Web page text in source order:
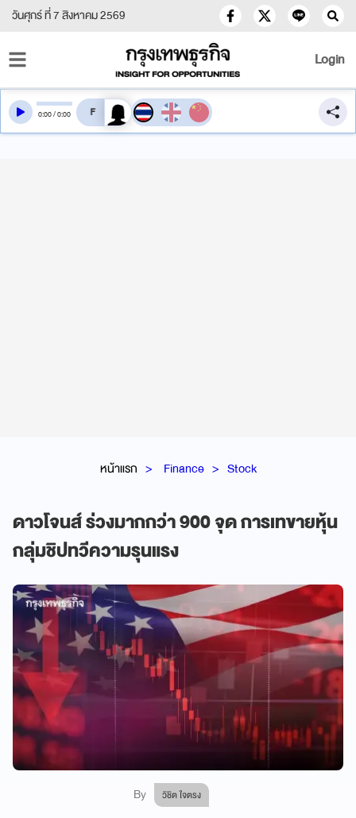
วันศุกร์ ที่ 7 สิงหาคม 2569
Login
หน้าแรก Finance Stock
ดาวโจนส์ ร่วงมากกว่า 900 จุด การเทขายหุ้น
กลุ่มชิปทวีความรุนแรง
By วิชิต ใจตรง
0:00/0:00 สลับเสียงอ่าน